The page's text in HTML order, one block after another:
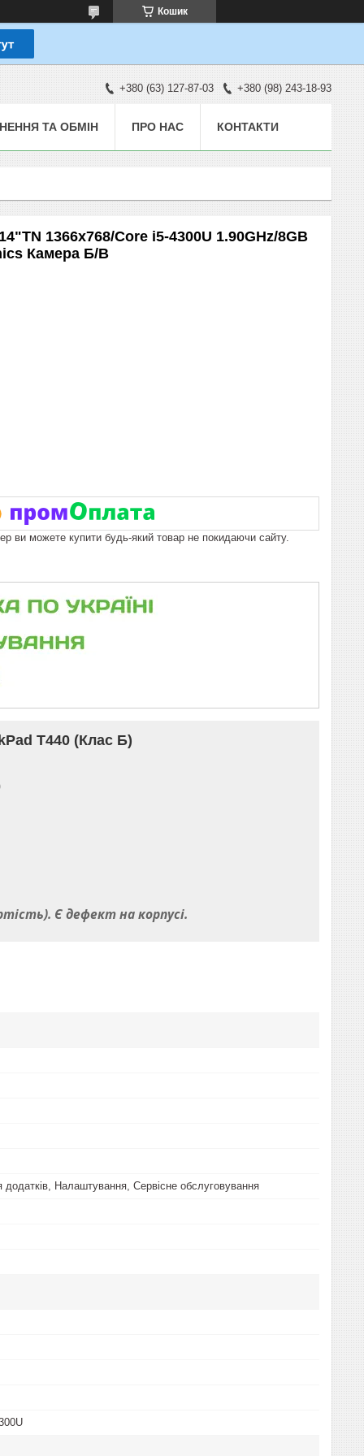
Кошик
+380 (63) 127-87-03 +380 (98) 243-18-93
ТА ОБМІН ПРО НАС КОНТАКТИ
1366x768/Core i5-4300U 1.90GHz/8GB
Камера Б/В
ви можете купити будь-який товар не покидаючи сайту.
T440 (Клас Б)
Є дефект на корпусі.
додатків, Налаштування, Сервісне обслуговування